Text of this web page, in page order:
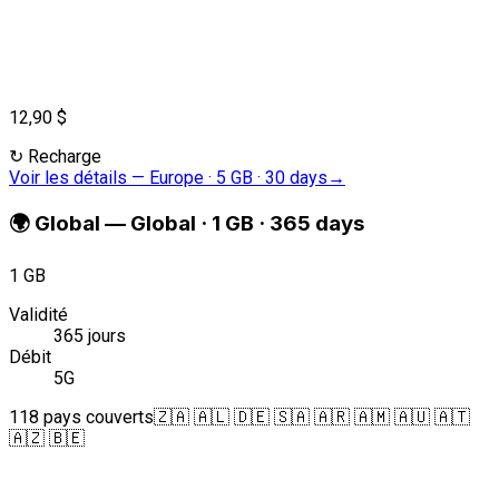
12,90 $
↻ Recharge
Voir les détails — Europe · 5 GB · 30 days →
🌍 Global — Global · 1 GB · 365 days
1 GB
Validité
365 jours
Débit
5G
118 pays couverts🇿🇦 🇦🇱 🇩🇪 🇸🇦 🇦🇷 🇦🇲 🇦🇺 🇦🇹
🇦🇿 🇧🇪